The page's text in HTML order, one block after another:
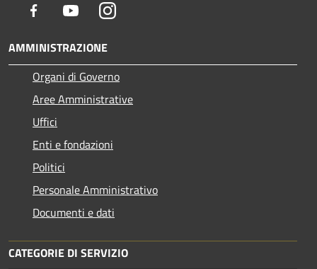
Facebook YoutubeInstagram
AMMINISTRAZIONE
Organi di Governo
Aree Amministrative
Uffici
Enti e fondazioni
Politici
Personale Amministrativo
Documenti e dati
CATEGORIE DI SERVIZIO